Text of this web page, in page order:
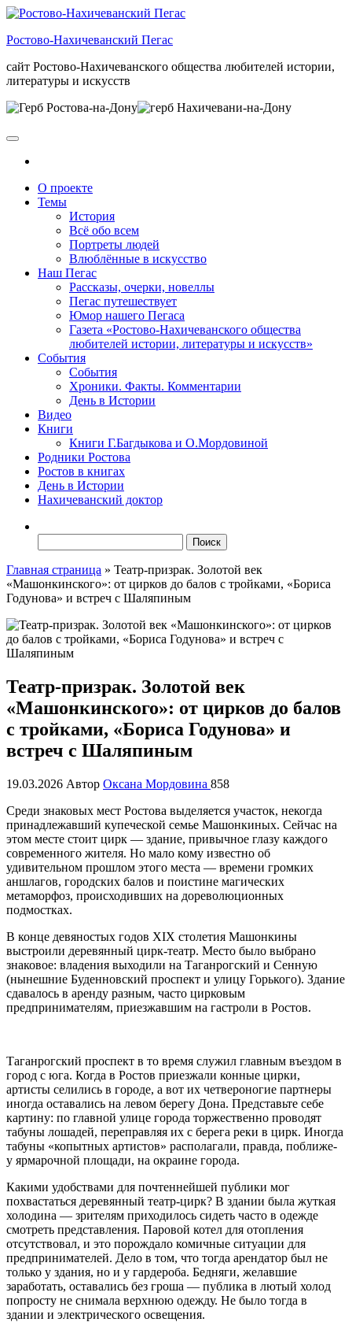
Skip
the
Ростово-Нахичеванский Пегас
сайт Ростово-Нахичеванского общества любителей истории,
литературы и искусств
О проекте
Темы
История
Всё обо всем
Портреты людей
Влюблённые в искусство
Наш Пегас
Рассказы, очерки, новеллы
Пегас путешествует
Юмор нашего Пегаса
Газета «Ростово-Нахичеванского общества
любителей истории, литературы и искусств»
События
События
Хроники. Факты. Комментарии
День в Истории
Видео
Книги
Книги Г.Багдыкова и О.Мордовиной
Родники Ростова
Ростов в книгах
День в Истории
Нахичеванский доктор
Главная страница » Театр-призрак. Золотой век
«Машонкинского»: от цирков до балов с тройками, «Бориса
Годунова» и встреч с Шаляпиным
Театр-призрак. Золотой век
«Машонкинского»: от цирков до балов
с тройками, «Бориса Годунова» и
встреч с Шаляпиным
19.03.2026 Автор Оксана Мордовина 858
Среди знаковых мест Ростова выделяется участок, некогда
принадлежавший купеческой семье Машонкиных. Сейчас на
этом месте стоит цирк — здание, привычное глазу каждого
современного жителя. Но мало кому известно об
удивительном прошлом этого места — времени громких
аншлагов, городских балов и поистине магических
метаморфоз, происходивших на дореволюционных
подмостках.
В конце девяностых годов XIX столетия Машонкины
выстроили деревянный цирк-театр. Место было выбрано
знаковое: владения выходили на Таганрогский и Сенную
(нынешние Буденновский проспект и улицу Горького). Здание
сдавалось в аренду разным, часто цирковым
предпринимателям, приезжавшим на гастроли в Ростов.
Таганрогский проспект в то время служил главным въездом в
город с юга. Когда в Ростов приезжали конные цирки,
артисты селились в городе, а вот их четвероногие партнеры
иногда оставались на левом берегу Дона. Представьте себе
картину: по главной улице города торжественно проводят
табуны лошадей, переправляя их с берега реки в цирк. Иногда
табуны «копытных артистов» располагали, правда, поближе-
у ярмарочной площади, на окраине города.
Какими удобствами для почтеннейшей публики мог
похвастаться деревянный театр-цирк? В здании была жуткая
холодина — зрителям приходилось сидеть часто в одежде
смотреть представления. Паровой котел для отопления
отсутствовал, и это порождало комичные ситуации для
предпринимателей. Дело в том, что тогда арендатор был не
только у здания, но и у гардероба. Бедняги, желавшие
заработать, оставались без гроша — публика в лютый холод
попросту не снимала верхнюю одежду. Не было тогда в
здании и электрического освещения.